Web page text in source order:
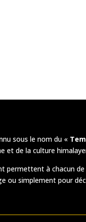
sous le nom du «
et de la culture
permettent à chacun de
ou simplement pour